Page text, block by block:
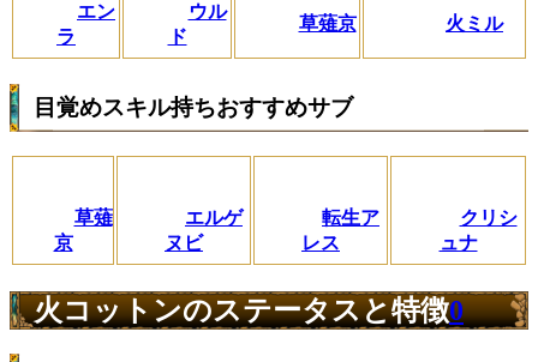
エン
ラ
ウル
ド
草薙京 火ミル
目覚めスキル持ちおすすめサブ
草薙
京
エルゲ
ヌビ
転生ア
レス
クリシ
ュナ
火コットンのステータスと特徴0